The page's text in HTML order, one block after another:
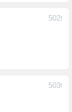
502F
503F